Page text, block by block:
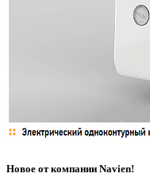
Новое от компании Navien!